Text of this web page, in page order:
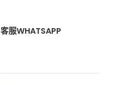
客服WHATSAPP